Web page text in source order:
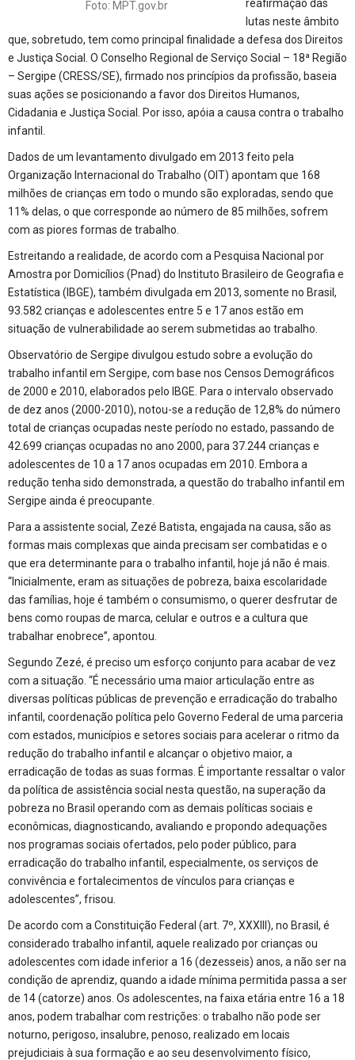
Foto: MPT.gov.br
reafirmação das
lutas neste âmbito
que, sobretudo, tem como principal finalidade a defesa dos Direitos
e Justiça Social. O Conselho Regional de Serviço Social – 18ª Região
– Sergipe (CRESS/SE), firmado nos princípios da profissão, baseia
suas ações se posicionando a favor dos Direitos Humanos,
Cidadania e Justiça Social. Por isso, apóia a causa contra o trabalho
infantil.
Dados de um levantamento divulgado em 2013 feito pela
Organização Internacional do Trabalho (OIT) apontam que 168
milhões de crianças em todo o mundo são exploradas, sendo que
11% delas, o que corresponde ao número de 85 milhões, sofrem
com as piores formas de trabalho.
Estreitando a realidade, de acordo com a Pesquisa Nacional por
Amostra por Domicílios (Pnad) do Instituto Brasileiro de Geografia e
Estatística (IBGE), também divulgada em 2013, somente no Brasil,
93.582 crianças e adolescentes entre 5 e 17 anos estão em
situação de vulnerabilidade ao serem submetidas ao trabalho.
Observatório de Sergipe divulgou estudo sobre a evolução do
trabalho infantil em Sergipe, com base nos Censos Demográficos
de 2000 e 2010, elaborados pelo IBGE. Para o intervalo observado
de dez anos (2000-2010), notou-se a redução de 12,8% do número
total de crianças ocupadas neste período no estado, passando de
42.699 crianças ocupadas no ano 2000, para 37.244 crianças e
adolescentes de 10 a 17 anos ocupadas em 2010. Embora a
redução tenha sido demonstrada, a questão do trabalho infantil em
Sergipe ainda é preocupante.
Para a assistente social, Zezé Batista, engajada na causa, são as
formas mais complexas que ainda precisam ser combatidas e o
que era determinante para o trabalho infantil, hoje já não é mais.
“Inicialmente, eram as situações de pobreza, baixa escolaridade
das famílias, hoje é também o consumismo, o querer desfrutar de
bens como roupas de marca, celular e outros e a cultura que
trabalhar enobrece”, apontou.
Segundo Zezé, é preciso um esforço conjunto para acabar de vez
com a situação. “É necessário uma maior articulação entre as
diversas políticas públicas de prevenção e erradicação do trabalho
infantil, coordenação política pelo Governo Federal de uma parceria
com estados, municípios e setores sociais para acelerar o ritmo da
redução do trabalho infantil e alcançar o objetivo maior, a
erradicação de todas as suas formas. É importante ressaltar o valor
da política de assistência social nesta questão, na superação da
pobreza no Brasil operando com as demais políticas sociais e
econômicas, diagnosticando, avaliando e propondo adequações
nos programas sociais ofertados, pelo poder público, para
erradicação do trabalho infantil, especialmente, os serviços de
convivência e fortalecimentos de vínculos para crianças e
adolescentes”, frisou.
De acordo com a Constituição Federal (art. 7º, XXXIII), no Brasil, é
considerado trabalho infantil, aquele realizado por crianças ou
adolescentes com idade inferior a 16 (dezesseis) anos, a não ser na
condição de aprendiz, quando a idade mínima permitida passa a ser
de 14 (catorze) anos. Os adolescentes, na faixa etária entre 16 a 18
anos, podem trabalhar com restrições: o trabalho não pode ser
noturno, perigoso, insalubre, penoso, realizado em locais
prejudiciais à sua formação e ao seu desenvolvimento físico,